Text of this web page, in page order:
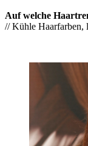
Auf welche
// Kühle Haarfarben,